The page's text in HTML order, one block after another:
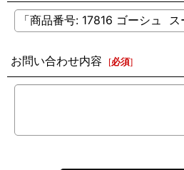
お問い合わせ内容 [必須]